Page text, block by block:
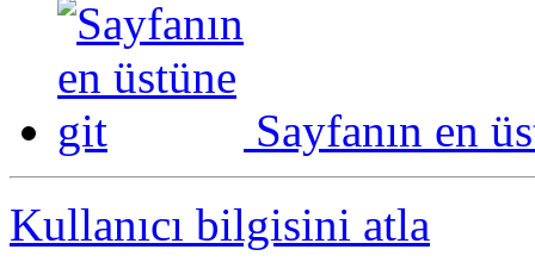
Sayfanın en
Kullanıcı bilgisini atla